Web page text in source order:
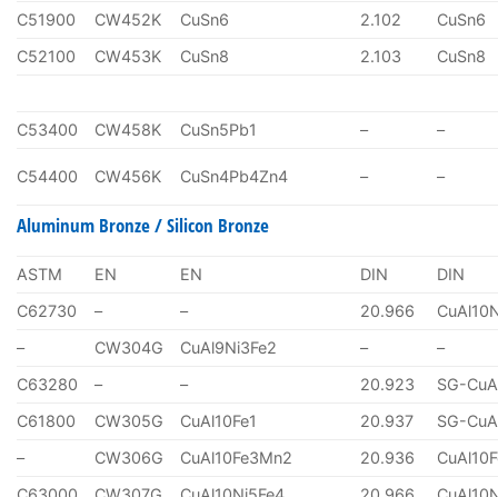
C51900
CW452K CuSn6 2.102
CuSn6
C52100
CW453K CuSn8 2.103 CuSn8
C53400 CW458K CuSn5Pb1 – –
C54400 CW456K CuSn4Pb4Zn4 – –
Aluminum Bronze / Silicon Bronze
ASTM EN EN DIN
DIN
C62730
– – 20.966
–
CW304G CuAl9Ni3Fe2 –
–
C63280
– – 20.923
SG-
C61800
CW305G CuAl10Fe1 20.937
SG-
–
CW306G CuAl10Fe3Mn2 20.936